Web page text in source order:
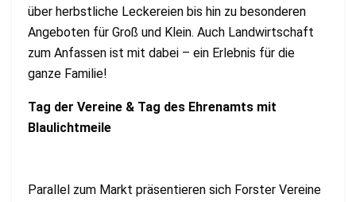
über herbstliche Leckereien bis hin zu besonderen
Angeboten für Groß und Klein. Auch Landwirtschaft
zum Anfassen ist mit dabei – ein Erlebnis für die
ganze Familie!
Tag der Vereine & Tag des Ehrenamts mit
Blaulichtmeile
Parallel zum Markt präsentieren sich Forster Vereine